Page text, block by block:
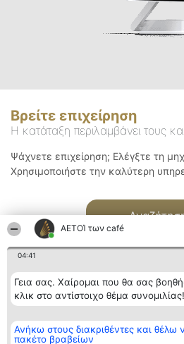
ΑΕΤΟΊ των café
04:41
Γεια σας. Χαίρομαι που θα σας
κλικ στο αντίστοιχο θέμα
Ανήκω στους διακριθέντες και
πακέτο βραβείων
Βρείτε επιχείρηση
Η κατάταξη περιλαμβάνει τους
Ψάχνετε επιχείρηση; Ελέγξτε τη
Χρησιμοποιήστε την καλύτερη
Διοργανωτής της
κατάταξης
BEAUTIFUL COMPANY
Κατάταξη
Διακριθέντες